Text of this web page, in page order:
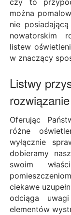
czy to
można
nie
nowatorskim
listew
w znaczący
Listwy
rozwiązanie
Oferując
różne
wyłącznie
dobieramy
swoim
ciekawe
odciąga
elementów